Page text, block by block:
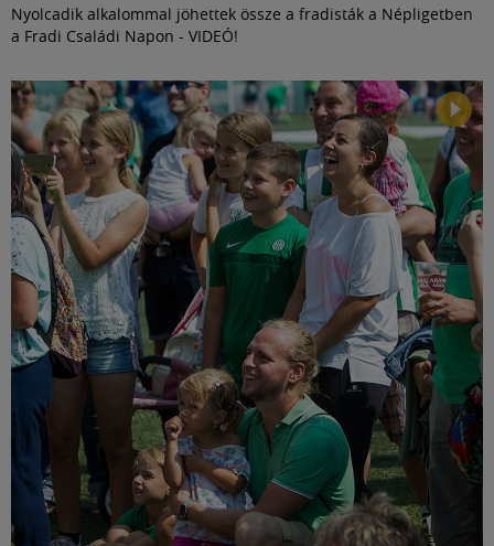
Nyolcadik alkalommal jöhettek össze a fradisták a Népligetben
a Fradi Családi Napon - VIDEÓ!